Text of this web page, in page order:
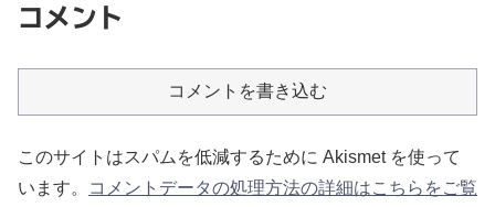
コメント
コメントを書き込む
このサイトはスパムを低減するために Akismet を使って
います。
コメントデータの処理方法の詳細はこちらをご覧